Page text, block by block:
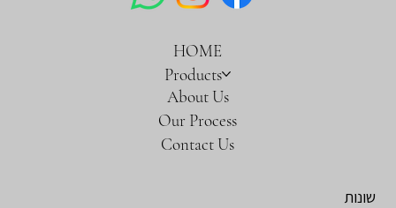
HOME
Products
About Us
Our Process
Contact Us
שונות